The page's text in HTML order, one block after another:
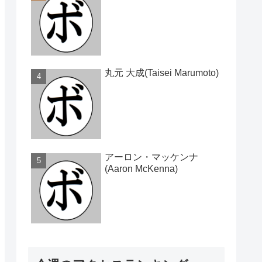
丸元 大成(Taisei Marumoto)
アーロン・マッケンナ
(Aaron McKenna)